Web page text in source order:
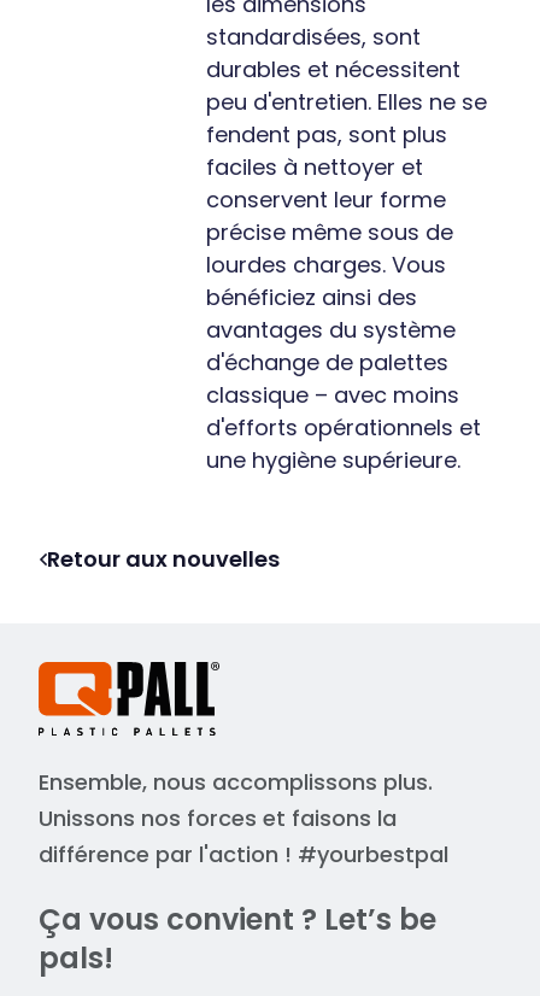
standardisées, sont
durables et nécessitent
peu d'entretien. Elles ne se
fendent pas, sont plus
faciles à nettoyer et
conservent leur forme
précise même sous de
lourdes charges. Vous
bénéficiez ainsi des
avantages du système
d'échange de palettes
classique – avec moins
d'efforts opérationnels et
une hygiène supérieure.
Retour aux nouvelles
Ensemble, nous accomplissons plus.
Unissons nos forces et faisons la
différence par l'action ! #yourbestpal
Ça vous convient ? Let’s be
pals!